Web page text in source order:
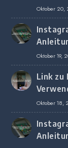
Oktober 20,
Oktober 19,
Link zu
Oktober 18,